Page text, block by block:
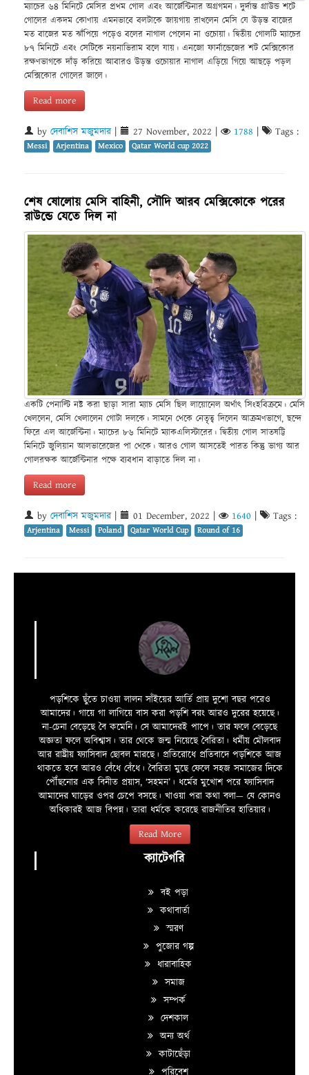
ম্যাচের ৬৪ মিনিটে মেসির প্রথম গোল এবং আর্জেন্টিনার অগ্রগমন। দুর্দান্ত গ্রাউন্ড শটে
গোলের একদম কোণায় এমনভাবে বলটাকে জায়গায় রাখলেন মেসি যে উড়ন্ত বাজের
মত বাজের মত ঝাঁপিয়ে পড়েও বলের নাগাল পেলেন না ওচোয়া। দ্বিতীয় গোলটি ম্যাচের
৮৭ মিনিটে এবং সেটিকে নয়নাভিরাম বলে যায়। এনজো ফার্নান্ডেজের শট মেক্সিকোর
রক্ষণভাগকে দাঁড় করিয়ে আবারও উড়ন্ত ওচোয়ার নাগাল এড়িয়ে গিয়ে আছড়ে পড়ল
মেক্সিকোর গোলের জালে।
Read more
by দেবাশিস মজুমদার| 27 November, 2022 1788 Tags :
Messi Arjentina Mexico Qatar World cup 2022
শেষ ষোলোয় মেসি বাহিনী, সৌদি আরব মেক্সিকোকে পরের
রাউন্ডে যেতে দিল না
একটি পেনাল্টি নষ্ট করা ছাড়া সারা ম্যাচ মেসি ছিল লায়োনেল অর্থাৎ সিংহবিক্রমে। মেসি
খেললেন, মেসি খেলালেন গোটা দলকে। সামনে থেকে নেতৃত্ব দিলেন আক্রমণভাগে, ছন্দে
ফিরে এল আর্জেন্টিনা। ম্যাচের ৮৬ মিনিটে ম্যাকএলিস্টারের। দ্বিতীয় গোল সাতষট্টি
মিনিটে জুলিয়ান আলভারেজের পা থেকে। আরও গোল আসতেই পারত কিন্তু ভাগ্য আর
গোলরক্ষক আর্জেন্টিনার পক্ষে ব্যবধান বাড়াতে দিল না।
Read more
by দেবাশিস মজুমদার| 01 December, 2022 1640 Tags :
Arjentina Messi Poland Qatar World Cup Round of 16
পড়শিকে ছুঁতে চাওয়া লালন সাঁইয়ের আর্তি প্রায় দুশো বছর পরেও
আমাদের। গায়ে গা লাগিয়ে বাস করা পড়শি বরং আরও দুরের হয়েছে।
না-চেনা বেড়েছে বৈ কমেনি। সে আমাদেরই পাপে। তার ফলে বেড়েছে
অজ্ঞতা ফলে অবিশ্বাস। তার থেকে জন্ম নিয়েছে বৈরিতা। ধর্মীয় মৌলবাদ
আর রাষ্ট্রীয় ফ্যাসিবাদ ছোবল মারছে। প্রতিরোধে প্রতিবাদে পড়শিকে আজ
থাকতে হবে আরও বেঁধে বেঁধে। বৈরিতা মুছে ফেলে সহজ সমাজের দিকে
পৌঁছনোর এক বিনীত প্রয়াস, ‘সহমন’। ধর্মের মুখোশ পরে ফ্যাসিবাদ
আমাদের ঘাড়ের ওপর চেপে বসছে। খাওয়া পরা কথা বলা—­­ যে কোনও
অধিকারই আজ বিপন্ন। তারা ধর্মকে করেছে রাজনীতির হাতিয়ার।
Read More
ক্যাটেগরি
বই পড়া
কথাবার্তা
স্মরণ
পুজোর গল্প
ধারাবাহিক
সমাজ
সম্পর্ক
দেশকাল
অন্য অর্থ
কাটাছেঁড়া